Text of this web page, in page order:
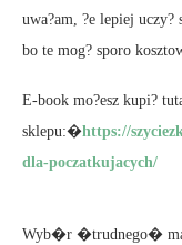
uwa?am, ?e lepiej uczy?
bo te mog? sporo
E-book mo?esz kupi?
sklepu:�https://
dla-poczatkujacych/
Wyb�r �trudnego�